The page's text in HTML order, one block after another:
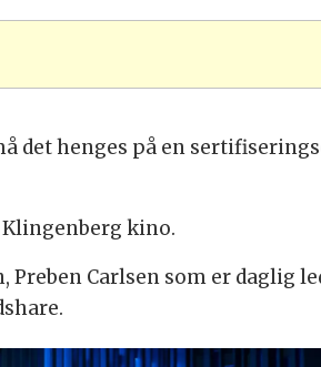
det henges på en
kino.
Carlsen som er daglig